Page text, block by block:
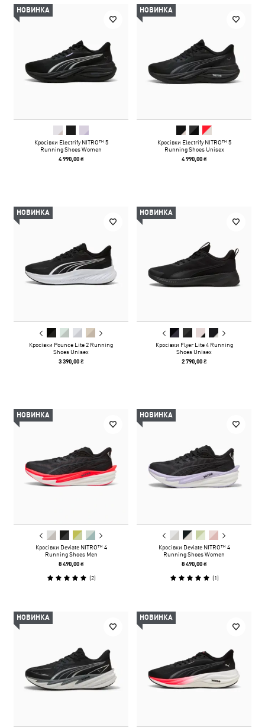
НОВИНКА
Кросівки Electrify NITRO™ 5
Running Shoes Women
4 990,00 ₴
НОВИНКА
Кросівки Electrify NITRO™ 5
Running Shoes Unisex
4 990,00 ₴
НОВИНКА
Кросівки Pounce Lite 2 Running
Shoes Unisex
3 390,00 ₴
НОВИНКА
Кросівки Flyer Lite 4 Running
Shoes Unisex
2 790,00 ₴
НОВИНКА
Кросівки Deviate NITRO™ 4
Running Shoes Men
8 490,00 ₴
(2)
НОВИНКА
Кросівки Deviate NITRO™ 4
Running Shoes Women
8 490,00 ₴
(1)
НОВИНКА НОВИНКА